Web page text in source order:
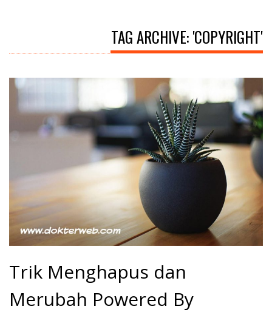
TAG ARCHIVE: 'COPYRIGHT'
Trik Menghapus dan
Merubah Powered By